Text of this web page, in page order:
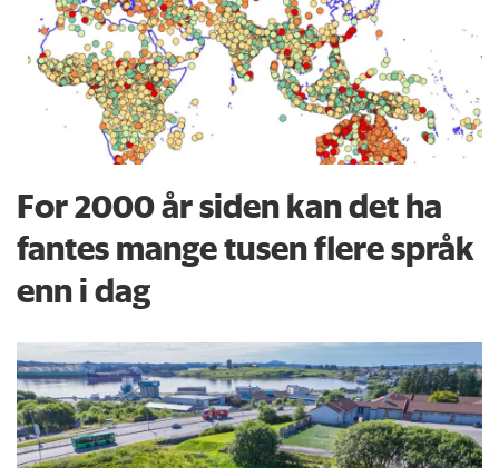
For 2000 år siden kan det ha
fantes mange tusen flere språk
enn i dag